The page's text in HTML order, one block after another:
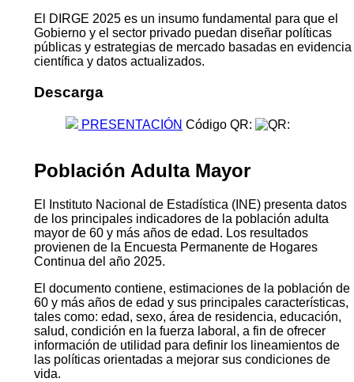
El DIRGE 2025 es un insumo fundamental para que el
Gobierno y el sector privado puedan diseñar políticas
públicas y estrategias de mercado basadas en evidencia
científica y datos actualizados.
Descarga
PRESENTACIÓN Código QR:
Población Adulta Mayor
El Instituto Nacional de Estadística (INE) presenta datos
de los principales indicadores de la población adulta
mayor de 60 y más años de edad. Los resultados
provienen de la Encuesta Permanente de Hogares
Continua del año 2025.
El documento contiene, estimaciones de la población de
60 y más años de edad y sus principales características,
tales como: edad, sexo, área de residencia, educación,
salud, condición en la fuerza laboral, a fin de ofrecer
información de utilidad para definir los lineamientos de
las políticas orientadas a mejorar sus condiciones de
vida.